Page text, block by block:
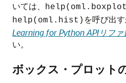
いては、
help(oml.hist) を呼び出す
Learning for Python APIリファ
い。
ボックス・プロット